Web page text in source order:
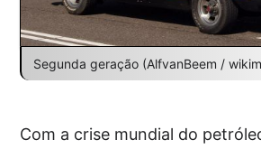
Segunda geração (AlfvanBeem /
Com a crise mundial do